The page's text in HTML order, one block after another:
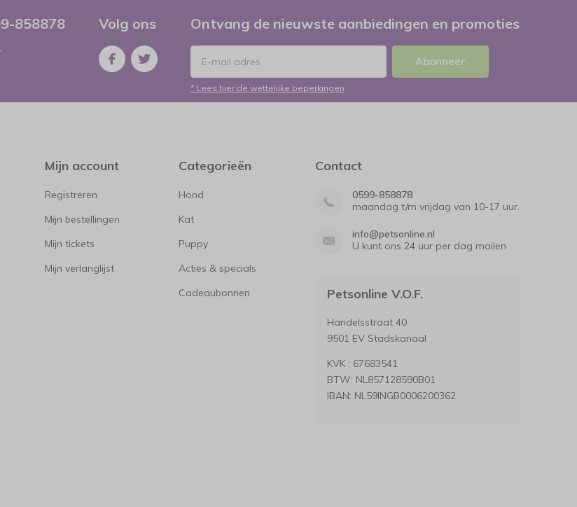
858878 Volg ons Ontvang de nieuwste aanbiedingen en promoties
Abonneer
* Lees hier de wettelijke beperkingen
Mijn account
Registreren
Mijn bestellingen
Mijn tickets
Mijn verlanglijst
Categorieën
Hond
Kat
Puppy
Acties & specials
Cadeaubonnen
Contact
0599-858878
maandag t/m vrijdag van 10-17 uur.
info@petsonline.nl
U kunt ons 24 uur per dag mailen
Petsonline V.O.F.
Handelsstraat 40
9501 EV Stadskanaal
KVK : 67683541
BTW: NL857128590B01
IBAN: NL59INGB0006200362